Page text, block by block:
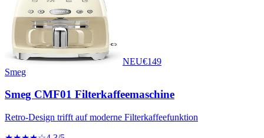
NEU€149
Smeg
Smeg CMF01 Filterkaffeemaschine
Retro-Design trifft auf moderne Filterkaffeefunktion